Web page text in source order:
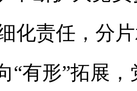
化责任，分
“有形”拓展